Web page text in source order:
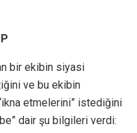
bir ekibin siyasi
ve bu ekibin
etmelerini” istediğini
dair şu bilgileri verdi: